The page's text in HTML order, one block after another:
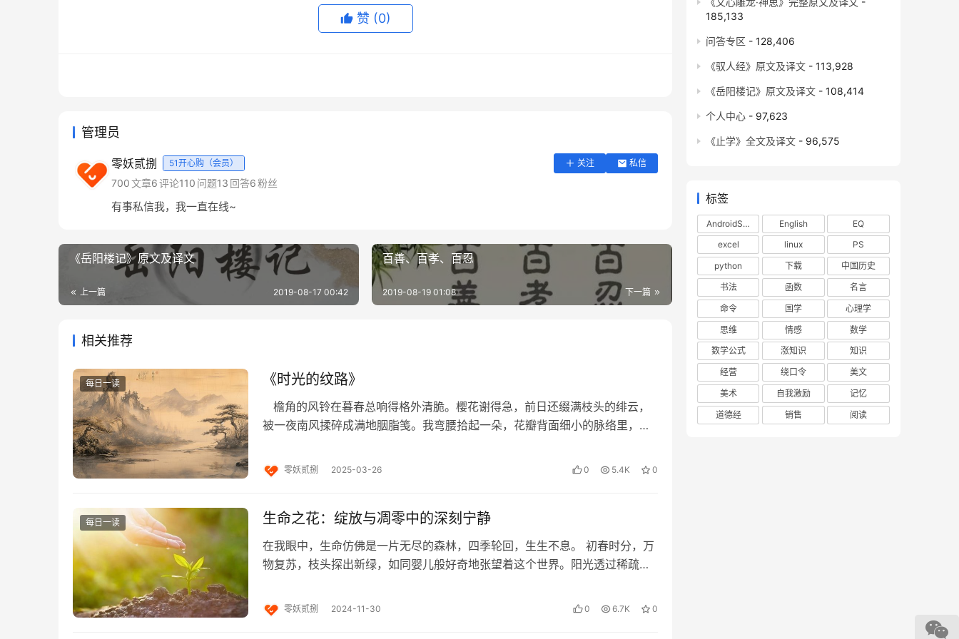
赞 (0)
管理员
零妖贰捌 51开心购（会员） 关注 私信
700文章6评论110 问题13 回答6粉丝
有事私信我，我一直在线~
《岳阳楼记》原文及译文
上一篇 2019-08-17 00:42
百善、百孝、百忍
下一篇
2019-08-19 01:08
相关推荐
每日一读 《时光的纹路》
檐角的风铃在暮春总响得格外清脆。樱花谢得急，前日还缀满枝头的绯云，
被一夜南风揉碎成满地胭脂笺。我弯腰拾起一朵，花瓣背面细小的脉络里，还
零妖贰捌 2025-03-26 0 5.4K 0
每日一读 生命之花：绽放与凋零中的深刻宁静
在我眼中，生命仿佛是一片无尽的森林，四季轮回，生生不息。 初春时分，万
物复苏，枝头探出新绿，如同婴儿般好奇地张望着这个世界。阳光透过稀疏的
零妖贰捌 2024-11-30 0 6.7K 0
185,133
问答专区 - 128,406
《驭人经》原文及译文 - 113,928
《岳阳楼记》原文及译文 - 108,414
个人中心 - 97,623
《止学》全文及译文 - 96,575
标签
AndroidStudio English
EQ
excel
linux
PS
python
下载
中国历史
书法
函数
名言
命令
国学
心理学
思维
情感
数学
数学公式
涨知识
知识
经营
绕口令
美文
美术
自我激励
记忆
道德经
销售 阅读